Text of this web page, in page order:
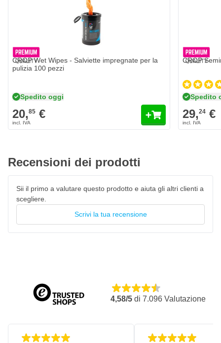
CROP Wet Wipes - Salviette impregnate per la
pulizia 100 pezzi
Spedito oggi
20,85 €
CROP
Spedito
29,24 €
Recensioni dei prodotti
Sii il primo a valutare questo prodotto e aiuta gli altri clienti a
scegliere.
Scrivi la tua recensione
4,58/5 di 7.096 Valutazione